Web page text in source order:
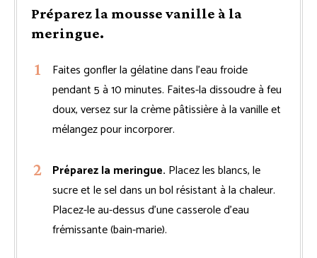
Préparez la mousse vanille à la
meringue.
Faites gonfler la gélatine dans l’eau froide
pendant 5 à 10 minutes. Faites-la dissoudre à feu
doux, versez sur la crème pâtissière à la vanille et
mélangez pour incorporer.
Préparez la meringue. Placez les blancs, le
sucre et le sel dans un bol résistant à la chaleur.
Placez-le au-dessus d’une casserole d’eau
frémissante (bain-marie).